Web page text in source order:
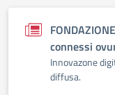
connessi
Innovazone
diffusa.